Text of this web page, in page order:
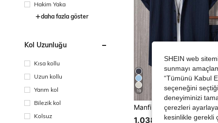
Hakim Yaka
daha fazla göster
Kol Uzunluğu
Kısa kollu
Uzun kollu
Yarım kol
Bilezik kol
Kolsuz
19
1.038,24TL
SHEIN web
sunmayı
“Tümünü Kabul
seçeneğini
deneyiminizi
çerezleri
kesinlikle gerekli